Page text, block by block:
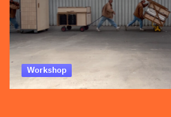
Workshop